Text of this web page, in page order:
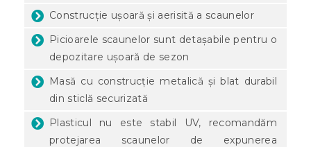
Construcție ușoară și aerisită a scaunelor
Picioarele scaunelor sunt detașabile pentru o
depozitare ușoară de sezon
Masă cu construcție metalică și blat durabil
din sticlă securizată
Plasticul nu este stabil UV, recomandăm
protejarea scaunelor de expunerea